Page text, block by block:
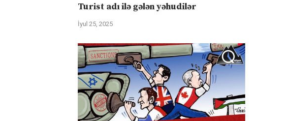
Turist adı ilə gələn yəhudilər
İyul 25, 2025